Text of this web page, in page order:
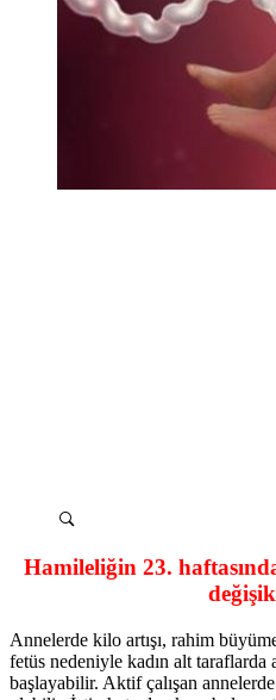
Hamileliğin 23.
Annelerde kilo artışı, rahim
fetüs nedeniyle kadın alt taraflarda
başlayabilir. Aktif çalışan